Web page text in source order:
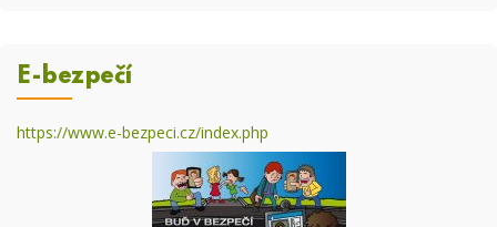
E-bezpečí
https://www.e-bezpeci.cz/index.php